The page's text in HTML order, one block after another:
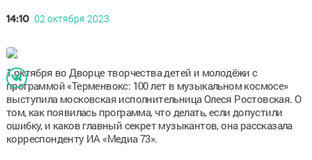
14:10 02 октября 2023
1 октября во Дворце творчества детей и молодёжи с
программой «Терменвокс: 100 лет в музыкальном космосе»
выступила московская исполнительница Олеся Ростовская. О
том, как появилась программа, что делать, если допустили
ошибку, и каков главный секрет музыкантов, она рассказала
корреспонденту ИА «Медиа 73».